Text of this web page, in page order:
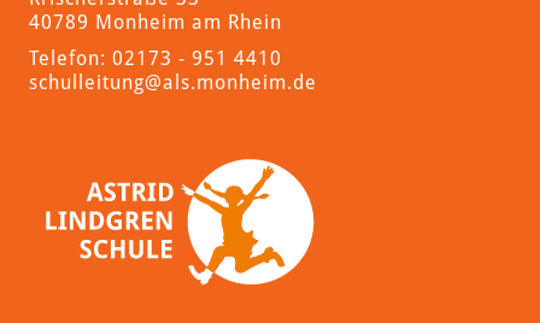
40789 Monheim am Rhein
Telefon: 02173 - 951 4410
schulleitung@als.monheim.de